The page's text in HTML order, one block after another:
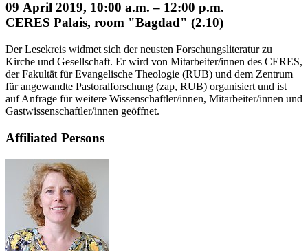
09 April 2019, 10:00 a.m. – 12:00 p.m.
CERES Palais, room "Bagdad" (2.10)
Der Lesekreis widmet sich der neusten Forschungsliteratur zu
Kirche und Gesellschaft. Er wird von Mitarbeiter/innen des CERES,
der Fakultät für Evangelische Theologie (RUB) und dem Zentrum
für angewandte Pastoralforschung (zap, RUB) organisiert und ist
auf Anfrage für weitere Wissenschaftler/innen, Mitarbeiter/innen und
Gastwissenschaftler/innen geöffnet.
Affiliated Persons